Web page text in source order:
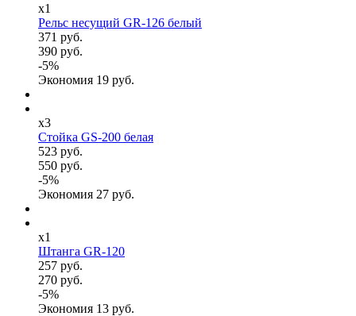
x1
Рельс несущий GR-126 белый
371 руб.
390 руб.
-5%
Экономия 19 руб.
x3
Стойка GS-200 белая
523 руб.
550 руб.
-5%
Экономия 27 руб.
x1
Штанга GR-120
257 руб.
270 руб.
-5%
Экономия 13 руб.